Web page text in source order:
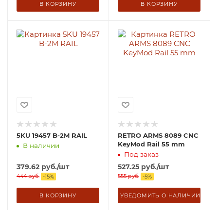
В КОРЗИНУ В КОРЗИНУ
5KU 19457 B-2M RAIL
В наличии
379.62 руб./шт
444руб. -15%
В КОРЗИНУ
RETRO ARMS 8089 CNC
KeyMod Rail 55 mm
Под заказ
527.25 руб./шт
555руб. -5%
УВЕДОМИТЬ О НАЛИЧИИ